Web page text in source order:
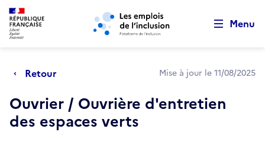
Aller au menu principal Aller au contenu principal
Menu
Retour Mise à jour le 11/08/2025
Ouvrier / Ouvrière d'entretien
des espaces verts
Retour au début de la page
Panneau de gestion des cookies